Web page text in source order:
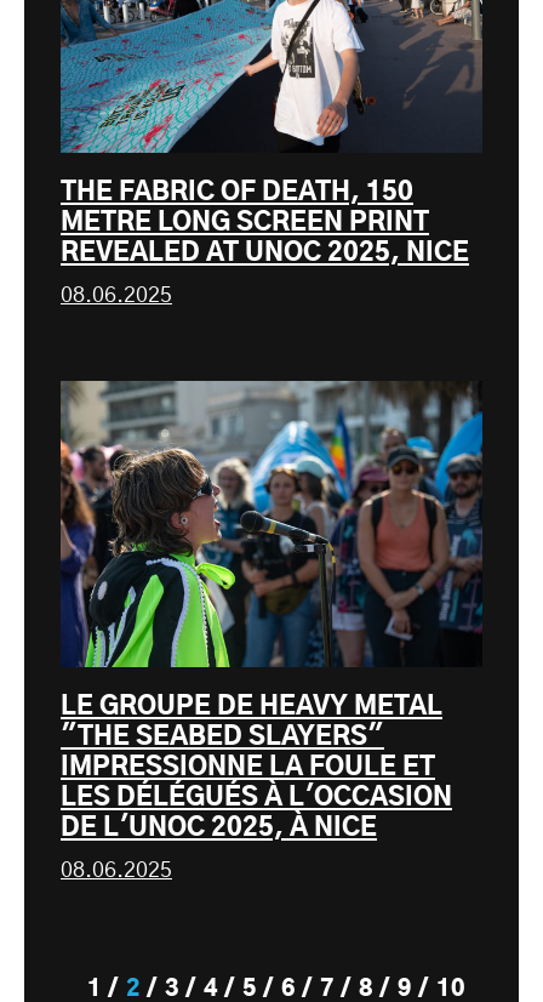
THE FABRIC OF DEATH, 150
METRE LONG SCREEN PRINT
REVEALED AT UNOC 2025, NICE
08.06.2025
LE GROUPE DE HEAVY METAL
"THE SEABED SLAYERS"
IMPRESSIONNE LA FOULE ET
LES DÉLÉGUÉS À L'OCCASION
DE L'UNOC 2025, À NICE
08.06.2025
1 2 3 4 5 6 7 8 9 10